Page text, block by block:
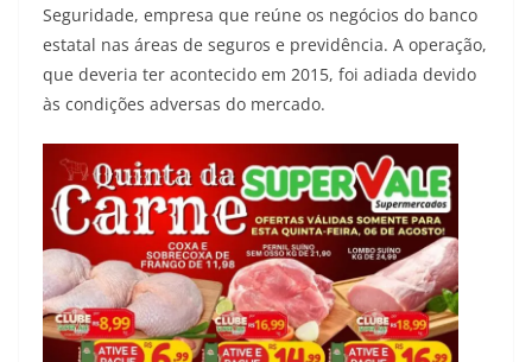
Seguridade, empresa que reúne os negócios do banco
estatal nas áreas de seguros e previdência. A operação,
que deveria ter acontecido em 2015, foi adiada devido
às condições adversas do mercado.